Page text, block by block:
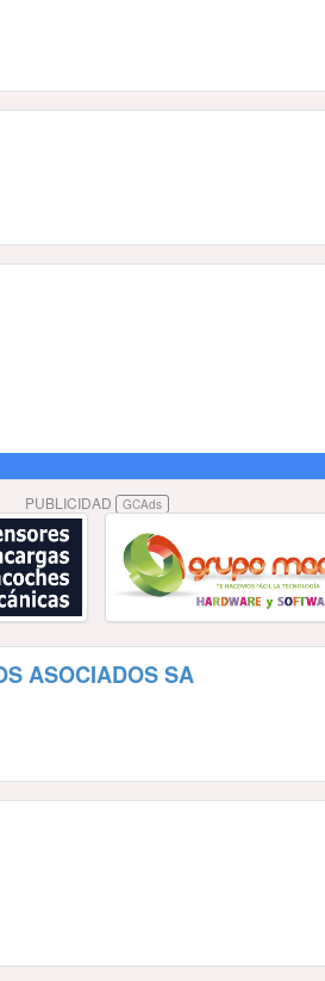
PUBLICIDAD GCAds
ASOCIADOS SA